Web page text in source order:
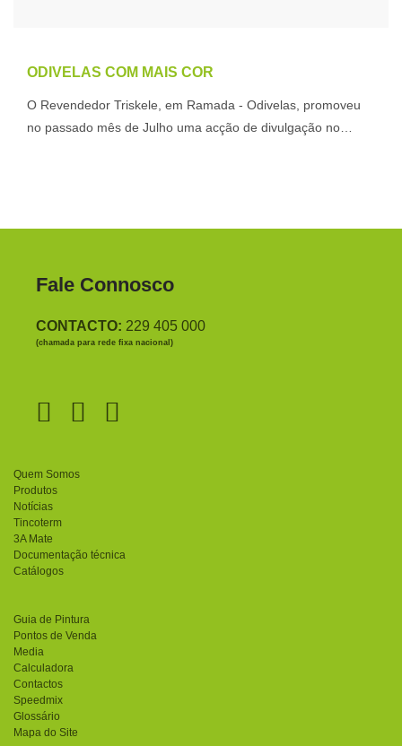
ODIVELAS COM MAIS COR
O Revendedor Triskele, em Ramada - Odivelas, promoveu
no passado mês de Julho uma acção de divulgação no…
Fale Connosco
CONTACTO: 229 405 000
(chamada para rede fixa nacional)
Quem Somos
Produtos
Notícias
Tincoterm
3A Mate
Documentação técnica
Catálogos
Guia de Pintura
Pontos de Venda
Media
Calculadora
Contactos
Speedmix
Glossário
Mapa do Site